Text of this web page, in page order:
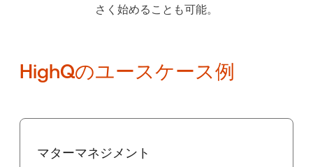
さく始めることも可能。
HighQのユースケース例
マターマネジメント